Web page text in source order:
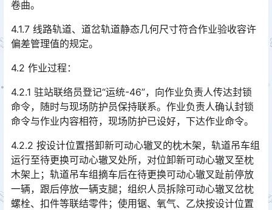
卷曲。󠅅󠅃󠄵󠅂󠄪󠇖󠆨󠆨󠇕󠆞󠆒󠅬󠇘󠆭󠆘󠇙󠆝󠅵󠇗󠆭󠆁󠄐󠇗󠅹󠅸󠇖󠆍󠅳󠇖󠅹󠅰󠇖󠆌󠅹
4.1.7 线路轨道、道岔轨道静态几何尺寸符合作业验收容许
偏差管理值的规定。
4.2 作业过程：
4.2.1 驻站联络员登记“运统-46”，向作业负责人传达封锁
命令，随时与现场防护员保持联系。作业负责人确认封锁
命令与作业内容相符，现场防护已设好，下达作业命令。󠅅󠅃󠄵󠅂󠄪󠇖󠆨󠆨󠇕󠆞󠆒󠅬󠇘󠆭󠆘󠇙󠆝󠅵󠇗󠆭󠆁󠄐󠇗󠅹󠅸󠇖󠆍󠅳󠇖󠅹󠅰󠇖󠆌󠅹
4.2.2 按设计位置搭卸新可动心辙叉的枕木架，轨道吊车组
运行至待更换可动心辙叉处所，对位卸新可动心辙叉至枕
木架上；轨道吊车组摘车后在待更换可动心辙叉趾前停放
一辆，跟后停放一辆支腿；组织人员拆除可动心辙叉岔枕
螺栓、扣件等联结零件；使用锯、氧气、乙炔按设计位置